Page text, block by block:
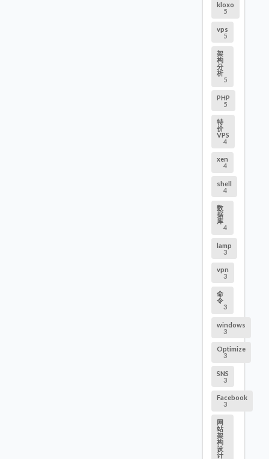
kloxo
5
vps
5
架
构
分
析
5
PHP
5
特
价
VPS
4
xen
4
shell
4
数
据
库
4
lamp
3
vpn
3
命
令
3
windows
3
Optimize
3
SNS
3
Facebook
3
网
站
架
构
设
计